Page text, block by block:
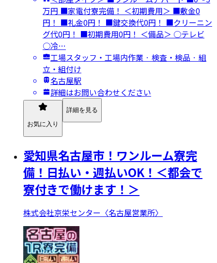
万円 ■家電付寮完備！ ＜初期費用＞ ■敷金0
円！ ■礼金0円！ ■鍵交換代0円！ ■クリーニン
グ代0円！ ■初期費用0円！ ＜備品＞ ○テレビ
○冷…
工場スタッフ・工場内作業 · 検査・検品 · 組
立・組付け
名古屋駅
詳細はお問い合わせください
お気に入り
詳細を見る
愛知県名古屋市！ワンルーム寮完
備！日払い・週払いOK！＜都会で
寮付きで働けます！＞
株式会社京栄センター〈名古屋営業所〉